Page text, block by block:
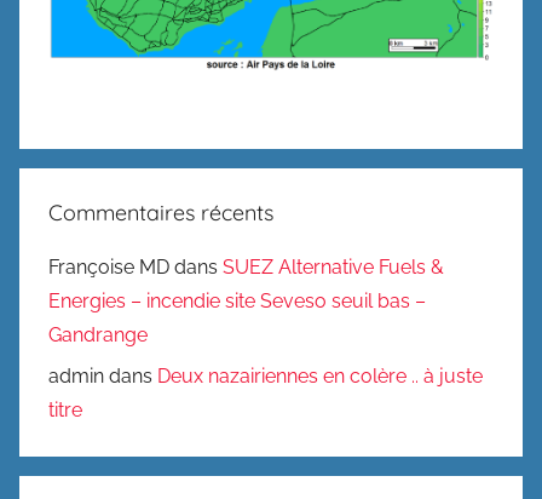
Commentaires récents
Françoise MD dans SUEZ Alternative Fuels &
Energies – incendie site Seveso seuil bas –
Gandrange
admin dans Deux nazairiennes en colère .. à juste
titre